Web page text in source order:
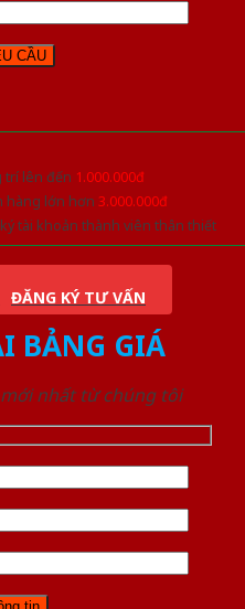
trí lên đến 1.000.000đ
hàng lớn hơn 3.000.000đ
tài khoản thành viên thân thiết
ĐĂNG KÝ TƯ VẤN
BẢNG GIÁ
nhất từ chúng tôi